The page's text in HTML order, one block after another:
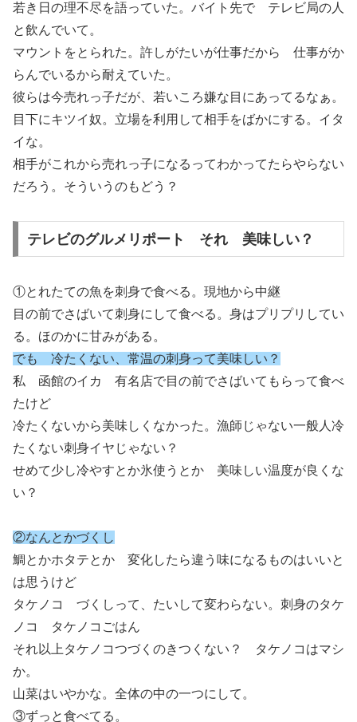
若き日の理不尽を語っていた。バイト先で テレビ局の人
と飲んでいて。
マウントをとられた。許しがたいが仕事だから 仕事がか
らんでいるから耐えていた。
彼らは今売れっ子だが、若いころ嫌な目にあってるなぁ。
目下にキツイ奴。立場を利用して相手をばかにする。イタ
イな。
相手がこれから売れっ子になるってわかってたらやらない
だろう。そういうのもどう？
テレビのグルメリポート それ 美味しい？
①とれたての魚を刺身で食べる。現地から中継
目の前でさばいて刺身にして食べる。身はプリプリしてい
る。ほのかに甘みがある。
でも 冷たくない、常温の刺身って美味しい？
私 函館のイカ 有名店で目の前でさばいてもらって食べ
たけど
冷たくないから美味しくなかった。漁師じゃない一般人冷
たくない刺身イヤじゃない？
せめて少し冷やすとか氷使うとか 美味しい温度が良くな
い？
②なんとかづくし
鯛とかホタテとか 変化したら違う味になるものはいいと
は思うけど
タケノコ づくしって、たいして変わらない。刺身のタケ
ノコ タケノコごはん
それ以上タケノコつづくのきつくない？ タケノコはマシ
か。
山菜はいやかな。全体の中の一つにして。
③ずっと食べてる。